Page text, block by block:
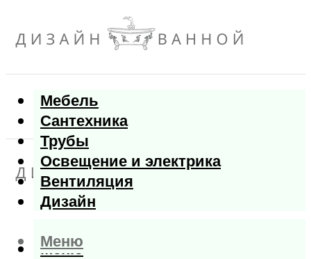
Мебель
Сантехника
Трубы
Освещение и электрика
Вентиляция
Дизайн
Меню
Меню